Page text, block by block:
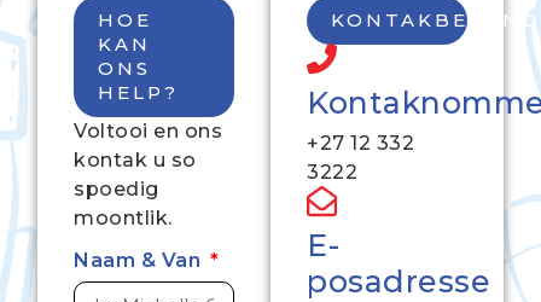
HOE
KAN
ONS
HELP?
Voltooi en ons
kontak u so
spoedig
moontlik.
Naam & Van
+27 12 332
3222
E-
posadresse